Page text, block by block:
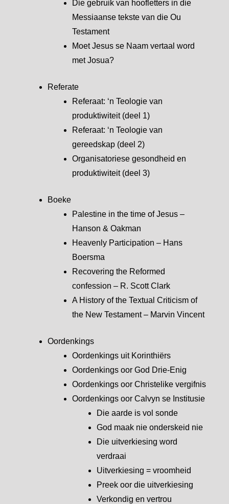
Die gebruik van hoofletters in die
Messiaanse tekste van die Ou
Testament
Moet Jesus se Naam vertaal word
met Josua?
Referate
Referaat: ‘n Teologie van
produktiwiteit (deel 1)
Referaat: ‘n Teologie van
gereedskap (deel 2)
Organisatoriese gesondheid en
produktiwiteit (deel 3)
Boeke
Palestine in the time of Jesus –
Hanson & Oakman
Heavenly Participation – Hans
Boersma
Recovering the Reformed
confession – R. Scott Clark
A History of the Textual Criticism of
the New Testament – Marvin Vincent
Oordenkings
Oordenkings uit Korinthiërs
Oordenkings oor God Drie-Enig
Oordenkings oor Christelike vergifnis
Oordenkings oor Calvyn se Institusie
Die aarde is vol sonde
God maak nie onderskeid nie
Die uitverkiesing word
verdraai
Uitverkiesing = vroomheid
Preek oor die uitverkiesing
Verkondig en vertrou